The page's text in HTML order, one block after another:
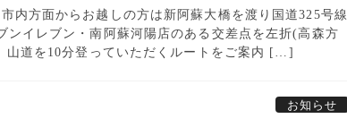
内方面からお越しの方は新阿蘇大橋を渡り国道325号線
ンイレブン・南阿蘇河陽店のある交差点を左折(高森方
山道を10分登っていただくルートをご案内 […]
お知らせ